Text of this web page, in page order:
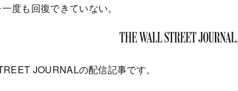
度も回復できていない。
JOURNALの配信記事です。